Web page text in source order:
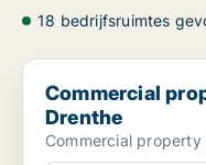
18 bedrijfsruimtes
Commercial property in
Commercial
Drenthe
Commercial